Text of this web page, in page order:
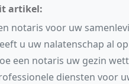
artikel:
notaris voor uw
u uw nalatenschap al
een notaris uw gezin
diensten voor